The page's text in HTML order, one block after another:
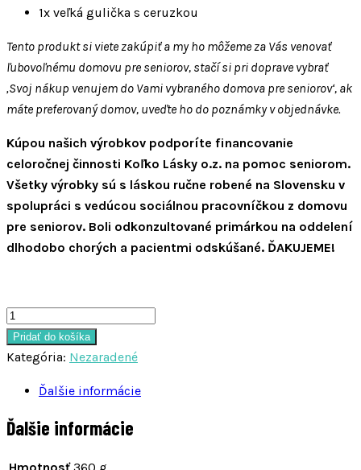
1x veľká gulička s ceruzkou
Tento produkt si viete zakúpiť a my ho môžeme za Vás venovať
ľubovoľnému domovu pre seniorov, stačí si pri doprave vybrať
‚Svoj nákup venujem do Vami vybraného domova pre seniorov‘, ak
máte preferovaný domov, uveďte ho do poznámky v objednávke.
Kúpou našich výrobkov podporíte financovanie
celoročnej činnosti Koľko Lásky o.z. na pomoc seniorom.
Všetky výrobky sú s láskou ručne robené na Slovensku v
spolupráci s vedúcou sociálnou pracovníčkou z domovu
pre seniorov. Boli odkonzultované primárkou na oddelení
dlhodobo chorých a pacientmi odskúšané. ĎAKUJEME!
množstvo
Sada
Júlia
Pridať do košíka
Kategória: Nezaradené
Ďalšie informácie
Ďalšie informácie
Hmotnosť 360 g